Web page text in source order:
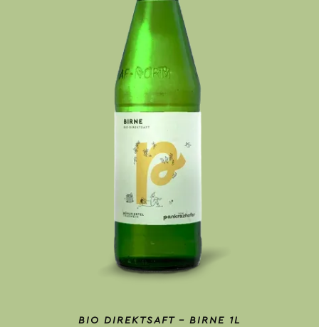
BIO DIREKTSAFT – BIRNE 1L